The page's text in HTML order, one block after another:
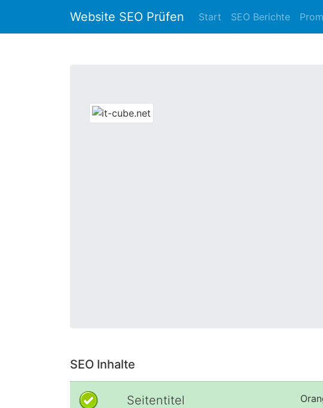
Website SEO Prüfen Start SEO Berichte
SEO Inhalte
Seitentitel